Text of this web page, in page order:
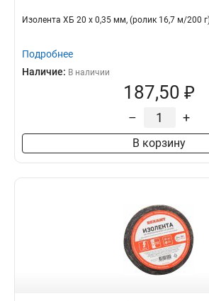
Изолента ХБ 20 х 0,35 мм, (ролик 16,7 м/200
Подробнее
Наличие: В наличии
187,50 ₽
– +
В корзину